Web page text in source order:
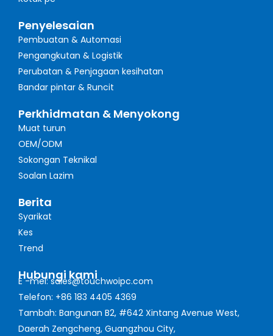
Penyelesaian
Pembuatan & Automasi
Pengangkutan & Logistik
Perubatan & Penjagaan kesihatan
Bandar pintar & Runcit
Perkhidmatan & Menyokong
Muat turun
OEM/ODM
Sokongan Teknikal
Soalan Lazim
Berita
Syarikat
Kes
Trend
Hubungi kami
E -mel: sales@touchwoipc.com
Telefon: +86 183 4405 4369
Tambah: Bangunan B2, #642 Xintang Avenue West,
Daerah Zengcheng, Guangzhou City,